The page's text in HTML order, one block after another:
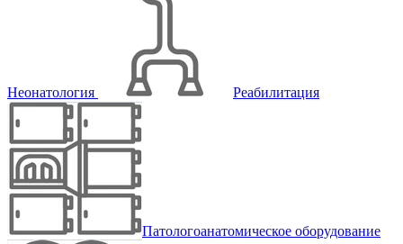
Неонатология Реабилитация
Патологоанатомическое оборудование